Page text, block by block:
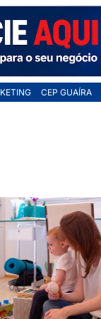
CEP GUAÍRA